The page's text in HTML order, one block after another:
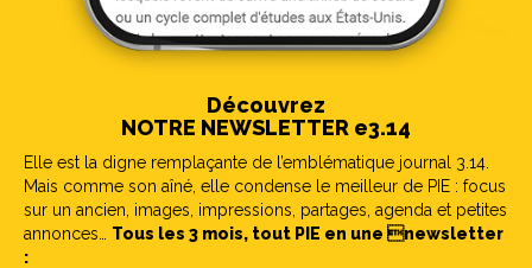
Découvrez
NOTRE NEWSLETTER e3.14
Elle est la digne remplaçante de l’emblématique journal 3.14.
Mais comme son aîné, elle condense le meilleur de PIE : focus
sur un ancien, images, impressions, partages, agenda et petites
annonces… Tous les 3 mois, tout PIE en une newsletter
: